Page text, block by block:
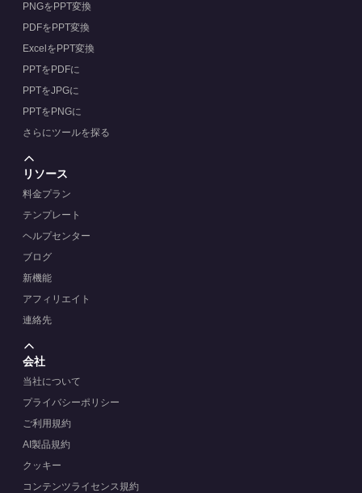
PNGをPPT変換
PDFをPPT変換
ExcelをPPT変換
PPTをPDFに
PPTをJPGに
PPTをPNGに
さらにツールを探る
リソース
料金プラン
テンプレート
ヘルプセンター
ブログ
新機能
アフィリエイト
連絡先
会社
当社について
プライバシーポリシー
ご利用規約
AI製品規約
クッキー
コンテンツライセンス規約